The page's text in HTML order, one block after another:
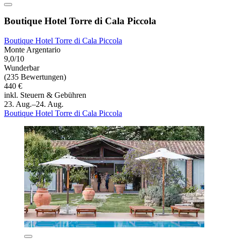
Boutique Hotel Torre di Cala Piccola
Boutique Hotel Torre di Cala Piccola
Monte Argentario
9,0/10
Wunderbar
(235 Bewertungen)
440 €
inkl. Steuern & Gebühren
23. Aug.–24. Aug.
Boutique Hotel Torre di Cala Piccola